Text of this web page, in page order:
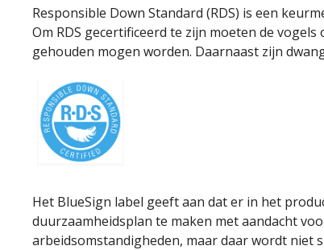
Responsible Down Standard (RDS) is een
Om RDS gecertificeerd te zijn moeten de
gehouden mogen worden. Daarnaast zijn
Het BlueSign label geeft aan dat er in het
duurzaamheidsplan te maken met aandacht
arbeidsomstandigheden, maar daar wordt niet